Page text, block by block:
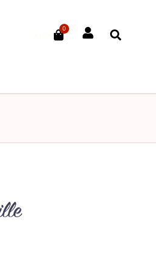
€
0
Panier